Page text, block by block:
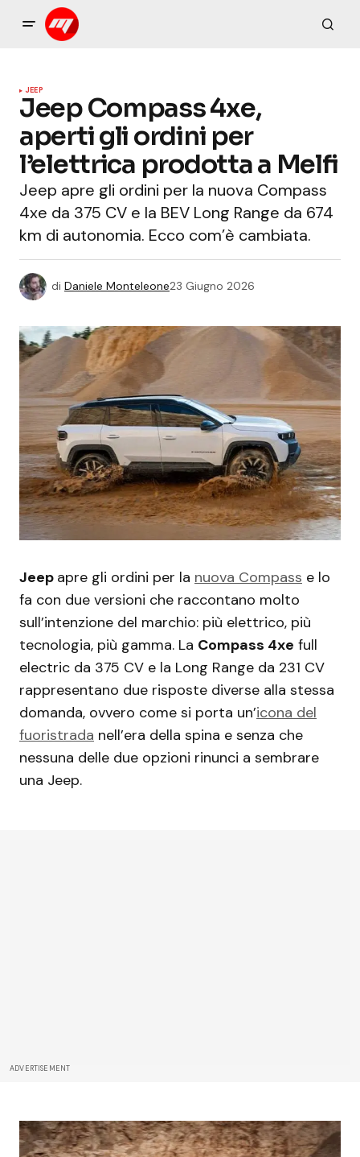
JEEP
Jeep Compass 4xe,
aperti gli ordini per
l’elettrica prodotta a Melfi
Jeep apre gli ordini per la nuova Compass
4xe da 375 CV e la BEV Long Range da 674
km di autonomia. Ecco com’è cambiata.
di Daniele Monteleone23 Giugno 2026
Jeep apre gli ordini per la nuova Compass e lo
fa con due versioni che raccontano molto
sull’intenzione del marchio: più elettrico, più
tecnologia, più gamma. La Compass 4xe full
electric da 375 CV e la Long Range da 231 CV
rappresentano due risposte diverse alla stessa
domanda, ovvero come si porta un’icona del
fuoristrada nell’era della spina e senza che
nessuna delle due opzioni rinunci a sembrare
una Jeep.
ADVERTISEMENT